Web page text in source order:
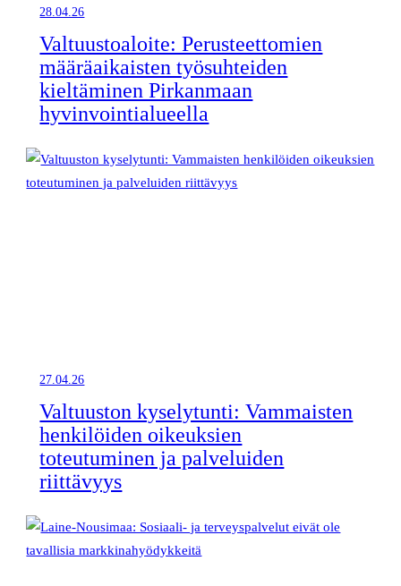
28.04.26
Valtuustoaloite: Perusteettomien
määräaikaisten työsuhteiden
kieltäminen Pirkanmaan
hyvinvointialueella
27.04.26
Valtuuston kyselytunti: Vammaisten
henkilöiden oikeuksien
toteutuminen ja palveluiden
riittävyys